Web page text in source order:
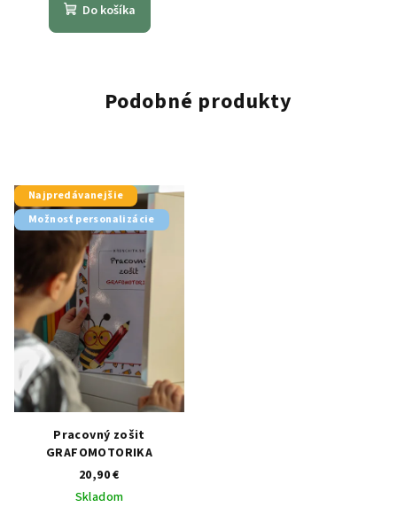
Do košíka
Podobné produkty
Najpredávanejšie
Možnosť personalizácie
Pracovný zošit
GRAFOMOTORIKA
20,90 €
Skladom